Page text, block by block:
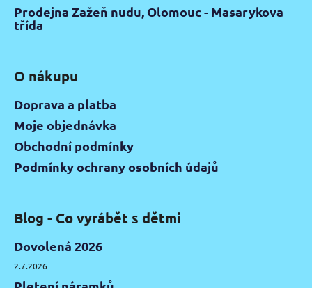
Prodejna Zažeň nudu, Olomouc - Masarykova
třída
O nákupu
Doprava a platba
Moje objednávka
Obchodní podmínky
Podmínky ochrany osobních údajů
Blog - Co vyrábět s dětmi
Dovolená 2026
2.7.2026